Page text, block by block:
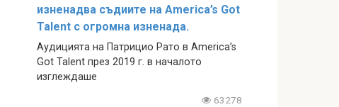
изненадва съдиите на America’s Got
Talent с огромна изненада.
Аудицията на Патрицио Рато в America’s
Got Talent през 2019 г. в началото
изглеждаше
63278